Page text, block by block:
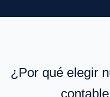
¿Por qué elegir